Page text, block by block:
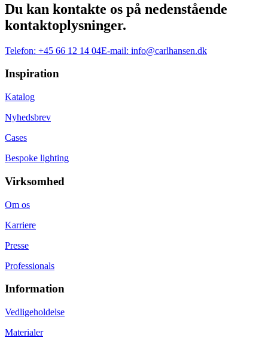
Du kan kontakte os på nedenstående
kontaktoplysninger.
Telefon: +45 66 12 14 04E-mail: info@carlhansen.dk
Inspiration
Katalog
Nyhedsbrev
Cases
Bespoke lighting
Virksomhed
Om os
Karriere
Presse
Professionals
Information
Vedligeholdelse
Materialer